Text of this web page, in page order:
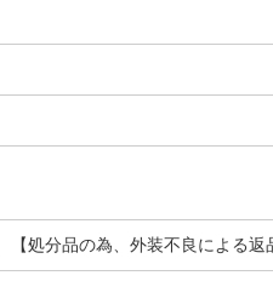
処分品の為、外装不良による返